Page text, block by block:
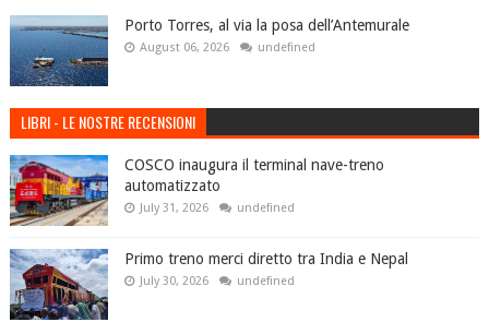
Porto Torres, al via la posa dell’Antemurale
August 06, 2026 undefined
LIBRI - LE NOSTRE RECENSIONI
COSCO inaugura il terminal nave-treno
automatizzato
July 31, 2026 undefined
Primo treno merci diretto tra India e Nepal
July 30, 2026 undefined